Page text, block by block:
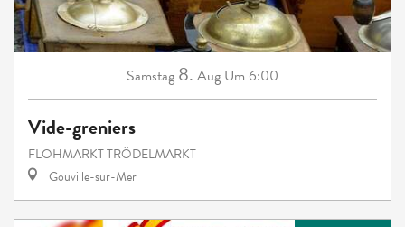
Samstag 8. Aug Um 6:00
Vide-greniers
FLOHMARKT TRÖDELMARKT
Gouville-sur-Mer